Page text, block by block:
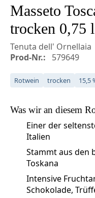
Masseto
trocken 0,75
Tenuta dell' Ornellaia
Prod-Nr.:
579649
Rotwein trocken 15,5
Was wir an diesem
Einer der
Italien
Stammt aus den
Toskana
Intensive
Schokolade,